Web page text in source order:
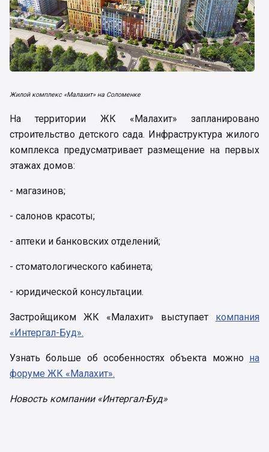
Жилой комплекс «Малахит» на Соломенке
На территории ЖК «Малахит» запланировано
строительство детского сада. Инфраструктура жилого
комплекса предусматривает размещение на первых
этажах домов:
- магазинов;
- салонов красоты;
- аптеки и банковских отделений;
- стоматологического кабинета;
- юридической консультации.
Застройщиком ЖК «Малахит» выступает компания
«Интергал-Буд».
Узнать больше об особенностях объекта можно на
форуме ЖК «Малахит».
Новость компании «Интергал-Буд»